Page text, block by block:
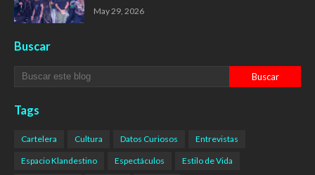
May 29, 2026
Buscar
Tags
Cartelera Cultura Datos Curiosos Entrevistas
Espacio Klandestino Espectáculos Estilo de Vida